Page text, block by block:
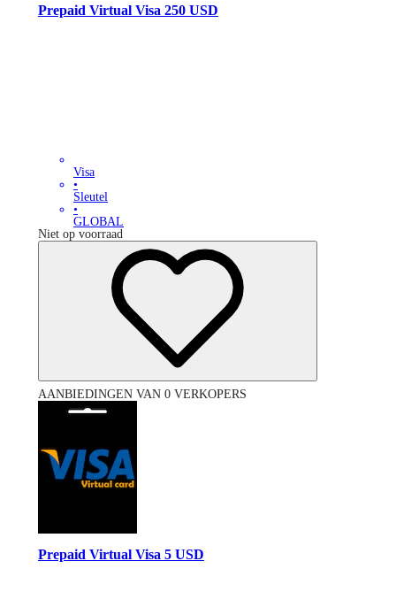
Prepaid Virtual Visa 250 USD
Visa
•
Sleutel
•
GLOBAL
Niet op voorraad
AANBIEDINGEN VAN 0 VERKOPERS
Prepaid Virtual Visa 5 USD